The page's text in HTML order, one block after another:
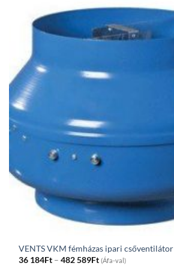
679Ft
VENTS VKM fémházas ipari csőventilátor
36 184Ft – 482 589FtPrice
range:
(Áfa-val)